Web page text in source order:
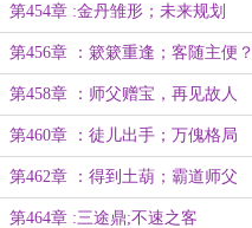
（7k）
第454章 :金丹雏形；未来规划
第456章 ：簌簌重逢；客随主便？
第458章 ：师父赠宝，再见故人
第460章 ：徒儿出手；万傀格局
第462章 ：得到土葫；霸道师父
第464章 :三途鼎;不速之客